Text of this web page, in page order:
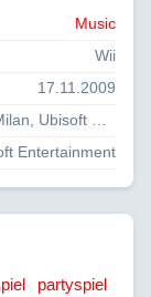
Music
Wii
17.11.2009
Entertainment
partyspiel